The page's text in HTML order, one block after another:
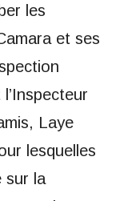
les
et ses
Laye
lesquelles
sur la